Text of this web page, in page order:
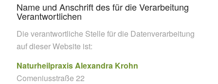
Name und Anschrift des für die Verarbeitung
Verantwortlichen
Die verantwortliche Stelle für die Datenverarbeitung
auf dieser Website ist:
NaturheilpraxisAlexandra Krohn
Comeniusstraße 22